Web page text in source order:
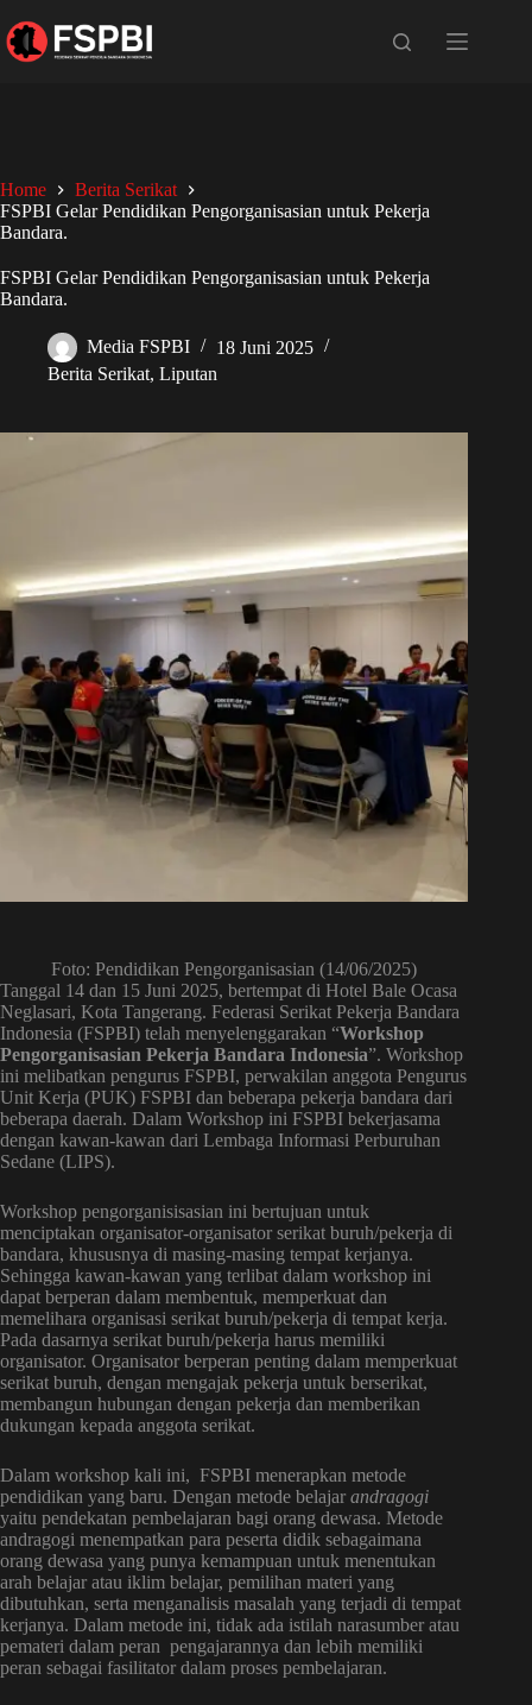
Home
Berita Serikat
FSPBI Gelar Pendidikan Pengorganisasian untuk Pekerja
Bandara.
FSPBI Gelar Pendidikan Pengorganisasian untuk Pekerja
Bandara.
Media FSPBI
18 Juni 2025
Berita Serikat, Liputan
Foto: Pendidikan Pengorganisasian (14/06/2025)
Tanggal 14 dan 15 Juni 2025, bertempat di Hotel Bale Ocasa
Neglasari, Kota Tangerang. Federasi Serikat Pekerja Bandara
Indonesia (FSPBI) telah menyelenggarakan “Workshop
Pengorganisasian Pekerja Bandara Indonesia”. Workshop
ini melibatkan pengurus FSPBI, perwakilan anggota Pengurus
Unit Kerja (PUK) FSPBI dan beberapa pekerja bandara dari
beberapa daerah. Dalam Workshop ini FSPBI bekerjasama
dengan kawan-kawan dari Lembaga Informasi Perburuhan
Sedane (LIPS).
Workshop pengorganisisasian ini bertujuan untuk
menciptakan organisator-organisator serikat buruh/pekerja di
bandara, khususnya di masing-masing tempat kerjanya.
Sehingga kawan-kawan yang terlibat dalam workshop ini
dapat berperan dalam membentuk, memperkuat dan
memelihara organisasi serikat buruh/pekerja di tempat kerja.
Pada dasarnya serikat buruh/pekerja harus memiliki
organisator. Organisator berperan penting dalam memperkuat
serikat buruh, dengan mengajak pekerja untuk berserikat,
membangun hubungan dengan pekerja dan memberikan
dukungan kepada anggota serikat.
Dalam workshop kali ini, FSPBI menerapkan metode
pendidikan yang baru. Dengan metode belajar andragogi
yaitu pendekatan pembelajaran bagi orang dewasa. Metode
andragogi menempatkan para peserta didik sebagaimana
orang dewasa yang punya kemampuan untuk menentukan
arah belajar atau iklim belajar, pemilihan materi yang
dibutuhkan, serta menganalisis masalah yang terjadi di tempat
kerjanya. Dalam metode ini, tidak ada istilah narasumber atau
pemateri dalam peran pengajarannya dan lebih memiliki
peran sebagai fasilitator dalam proses pembelajaran.